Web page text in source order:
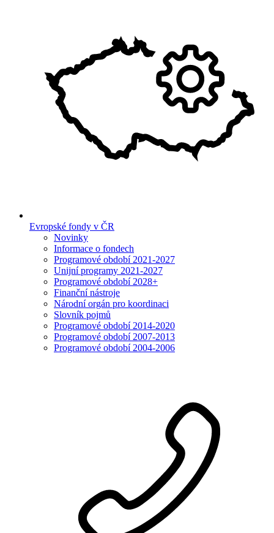
Evropské fondy v ČR
Novinky
Informace o fondech
Programové období 2021-2027
Unijní programy 2021-2027
Programové období 2028+
Finanční nástroje
Národní orgán pro koordinaci
Slovník pojmů
Programové období 2014-2020
Programové období 2007-2013
Programové období 2004-2006